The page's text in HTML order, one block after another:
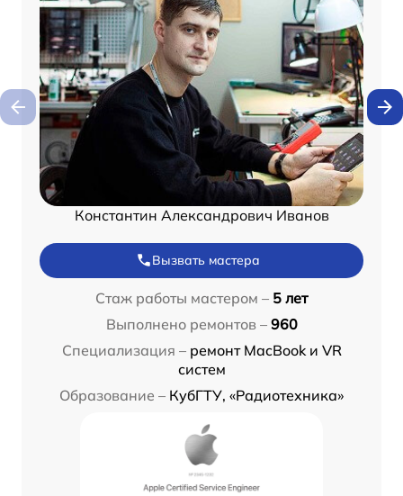
Константин Александрович Иванов
Вызвать мастера
Стаж работы мастером – 5 лет
Выполнено ремонтов – 960
Специализация – ремонт MacBook и VR
систем
Образование – КубГТУ, «Радиотехника»